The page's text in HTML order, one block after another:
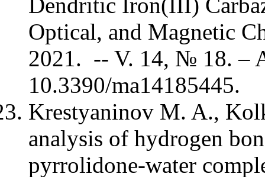
Optical, and Magnetic
2021. -- V. 14, № 18. –
10.3390/
Krestyaninov M. A.,
analysis of hydrogen
pyrrolidone-water